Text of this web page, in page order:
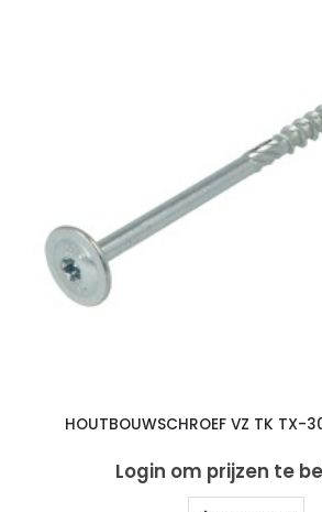
HOUTBOUWSCHROEF VZ TK TX-
Login om prijzen te